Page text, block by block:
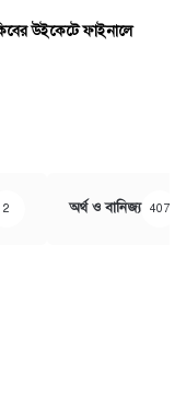
উইকেটে ফাইনালে
2 অর্থ ও বানিজ্য 407